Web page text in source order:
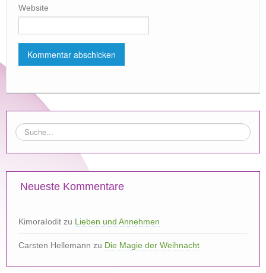
Website
Neueste Kommentare
KimoraIodit zu Lieben und Annehmen
Carsten Hellemann zu Die Magie der Weihnacht